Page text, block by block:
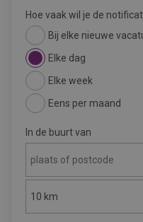
Hoe vaak wil je de
Bij elke nieuwe
Elke dag
Elke week
Eens per maand
In de buurt van
10 km